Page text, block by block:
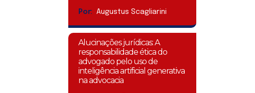
Por: Augustus Scagliarini
Alucinações jurídicas: A
responsabilidade ética do
advogado pelo uso de
inteligência artificial generativa
na advocacia